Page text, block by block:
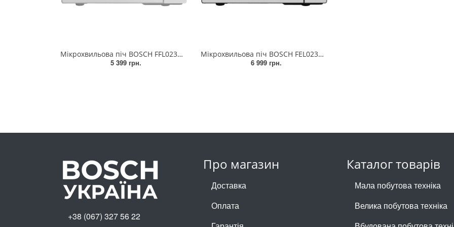
Мікрохвильова піч BOSCH FFL023MW0
5 399 грн.
Мікрохвильова піч BOSCH FEL023MS1
6 999 грн.
Про магазин
Доставка
Оплата
Каталог товарів
Мала побутова техніка
Велика побутова техніка
+38 (067) 327 56 22